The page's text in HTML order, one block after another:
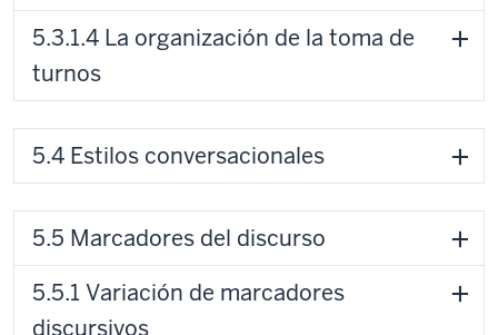
5.3.1.4 La organización de la toma de
turnos
5.4 Estilos conversacionales
5.5 Marcadores del discurso
5.5.1 Variación de marcadores
discursivos